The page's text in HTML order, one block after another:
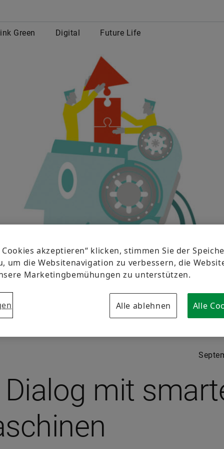
Green Digital Future Life
mit
Cookies akzeptieren“ klicken, stimmen Sie der
um die Websitenavigation zu verbessern, die
Marketingbemühungen zu unterstützen.
Alle ablehnen Alle